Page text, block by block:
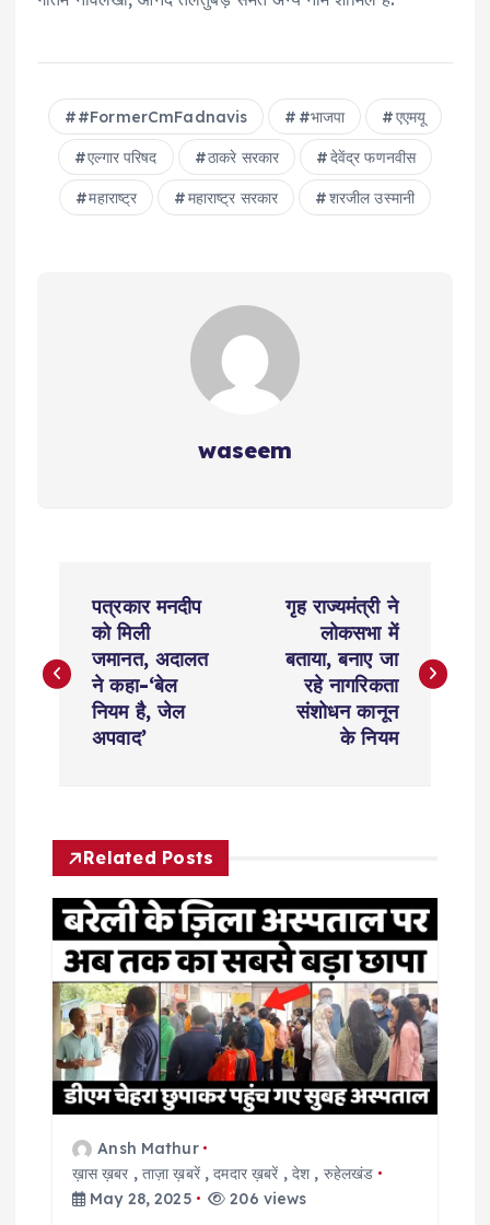
#FormerCmFadnavis #भाजपा एएमयू
एल्गार परिषद ठाकरे सरकार देवेंद्र फणनवीस
महाराष्ट्र महाराष्ट्र सरकार शरजील उस्‍मानी
waseem
s
a
v
g
a
t
पत्रकार मनदीप
को मिली
जमानत, अदालत
ने कहा-‘बेल
नियम है, जेल
अपवाद’
गृह राज्यमंत्री ने
लोकसभा में
बताया, बनाए जा
रहे नागरिकता
संशोधन कानून
के नियम
Related Posts
Ansh Mathur
ख़ास ख़बर ,ताज़ा ख़बरें,दमदार ख़बरें , देश , रुहेलखंड
May 28, 2025
206 views